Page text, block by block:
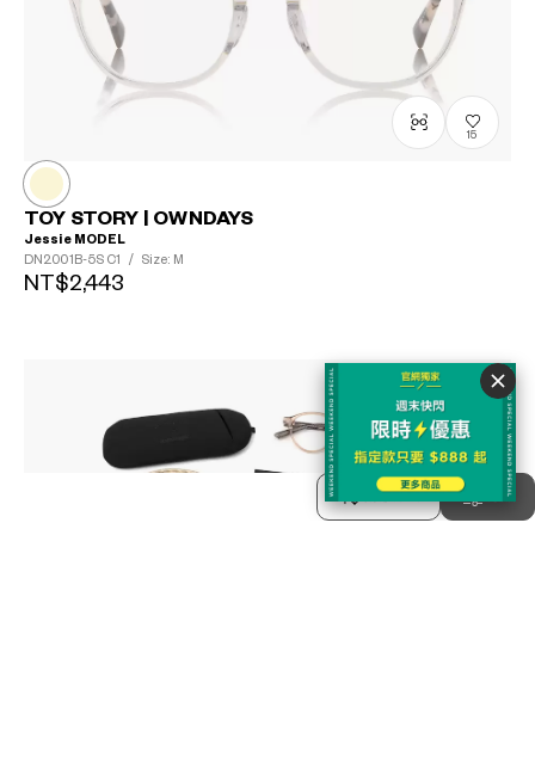
排序方式 分類
15
TOY STORY | OWNDAYS
Jessie MODEL
DN2001B-5S C1 / Size: M
NT$2,443